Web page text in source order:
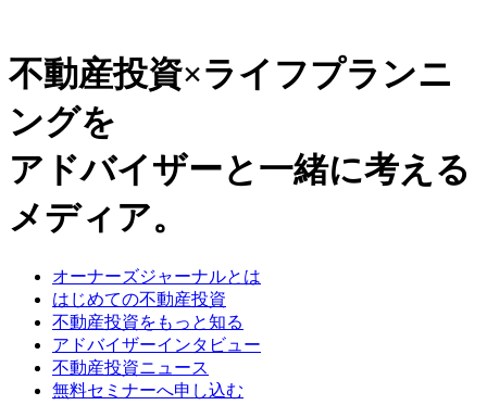
不動産投資×ライフプランニ
ングを
アドバイザーと一緒に考える
メディア。
オーナーズジャーナルとは
はじめての不動産投資
不動産投資をもっと知る
アドバイザーインタビュー
不動産投資ニュース
無料セミナーへ申し込む